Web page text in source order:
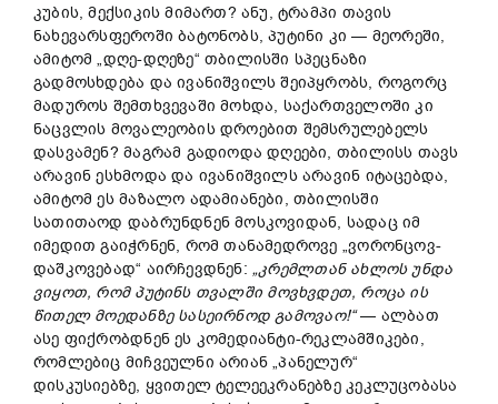
კუბის, მექსიკის მიმართ? ანუ, ტრამპი თავის
ნახევარსფეროში ბატონობს, პუტინი კი — მეორეში,
ამიტომ „დღე-დღეზე“ თბილისში სპეცნაზი
გადმოსხდება და ივანიშვილს შეიპყრობს, როგორც
მადუროს შემთხვევაში მოხდა, საქართველოში კი
ნაცვლის მოვალეობის დროებით შემსრულებელს
დასვამენ? მაგრამ გადიოდა დღეები, თბილისს თავს
არავინ ესხმოდა და ივანიშვილს არავინ იტაცებდა,
ამიტომ ეს მაზალო ადამიანები, თბილისში
სათითაოდ დაბრუნდნენ მოსკოვიდან, სადაც იმ
იმედით გაიჭრნენ, რომ თანამედროვე „ვორონცოვ-
დაშკოვებად“ აირჩევდნენ:„კრემლთან ახლოს უნდა
ვიყოთ, რომ პუტინს თვალში მოვხვდეთ, როცა ის
წითელ მოედანზე სასეირნოდ გამოვაო!“— ალბათ
ასე ფიქრობდნენ ეს კომედიანტი-რეკლამშიკები,
რომლებიც მიჩვეულნი არიან „პანელურ“
დისკუსიებზე, ყვითელ ტელეეკრანებზე კეკლუცობასა